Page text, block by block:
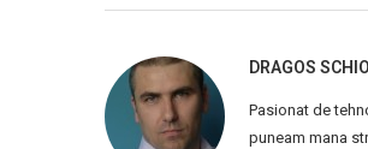
DRAGOS
Pasionat de
puneam mana